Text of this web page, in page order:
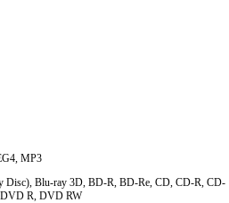
MP3
Disc), Blu-ray 3D, BD-R, BD-Re, CD, CD-R, CD-
R, DVD RW